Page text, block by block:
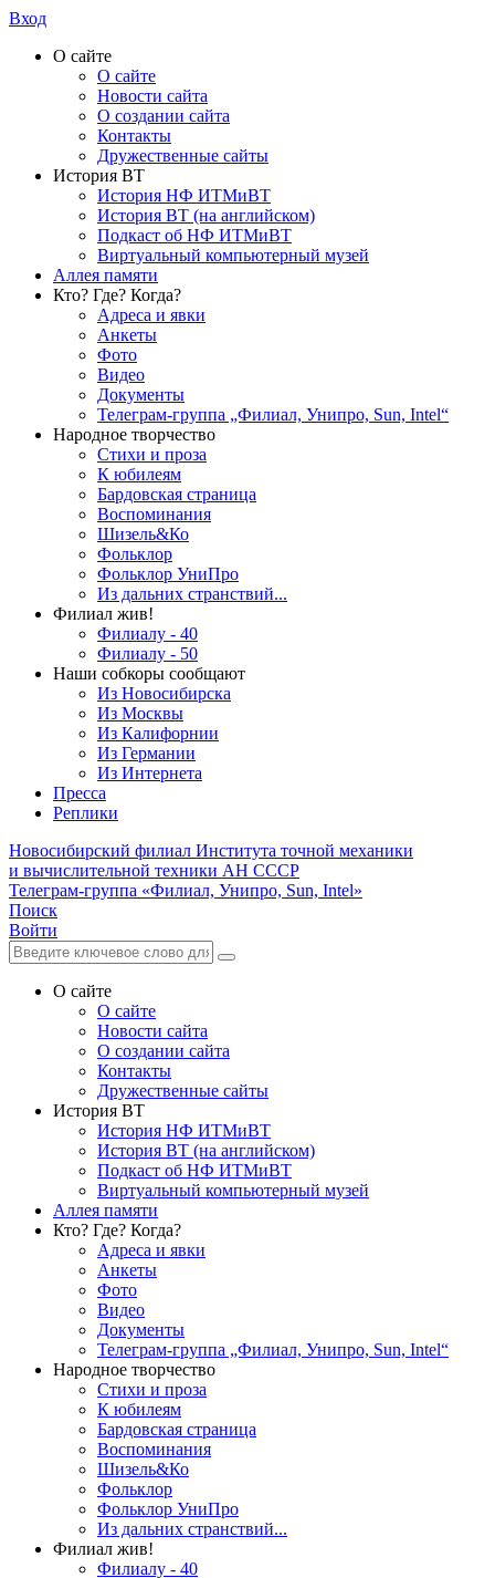
Вход
О сайте
О сайте
Новости сайта
О создании сайта
Контакты
Дружественные сайты
История ВТ
История НФ ИТМиВТ
История ВТ (на английском)
Подкаст об НФ ИТМиВТ
Виртуальный компьютерный музей
Аллея памяти
Кто? Где? Когда?
Адреса и явки
Анкеты
Фото
Видео
Документы
Телеграм-группа „Филиал, Унипро, Sun, Intel“
Народное творчество
Стихи и проза
К юбилеям
Бардовская страница
Воспоминания
Шизель&Ко
Фольклор
Фольклор УниПро
Из дальних странствий...
Филиал жив!
Филиалу - 40
Филиалу - 50
Наши собкоры сообщают
Из Новосибирска
Из Москвы
Из Калифорнии
Из Германии
Из Интернета
Пресса
Реплики
Новосибирский филиал Института точной механики
и вычислительной техники АН СССР
Телеграм-группа «Филиал, Унипро, Sun, Intel»
Поиск
Войти
О сайте
О сайте
Новости сайта
О создании сайта
Контакты
Дружественные сайты
История ВТ
История НФ ИТМиВТ
История ВТ (на английском)
Подкаст об НФ ИТМиВТ
Виртуальный компьютерный музей
Аллея памяти
Кто? Где? Когда?
Адреса и явки
Анкеты
Фото
Видео
Документы
Телеграм-группа „Филиал, Унипро, Sun, Intel“
Народное творчество
Стихи и проза
К юбилеям
Бардовская страница
Воспоминания
Шизель&Ко
Фольклор
Фольклор УниПро
Из дальних странствий...
Филиал жив!
Филиалу - 40